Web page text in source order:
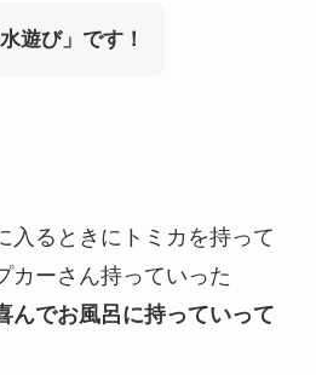
遊び」です！
入るときにトミカを持って
カーさん持っていった
んでお風呂に持っていって